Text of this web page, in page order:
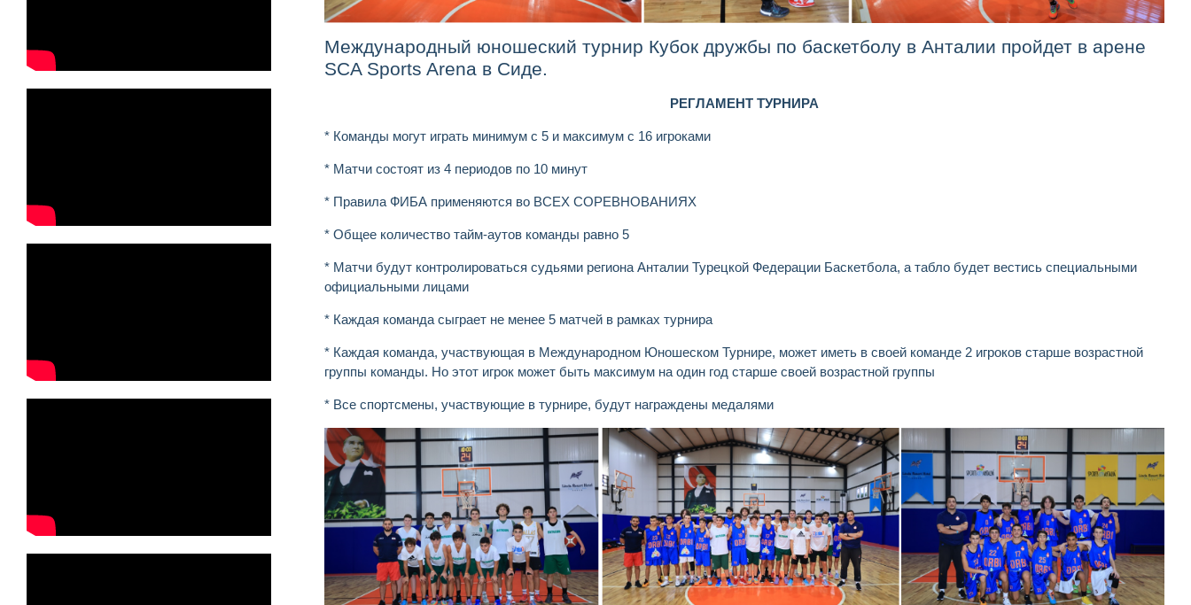
Международный юношеский турнир Кубок дружбы по баскетболу в Анталии пройдет в арене
SCA Sports Arena в Сиде.
РЕГЛАМЕНТ ТУРНИРА
* Команды могут играть минимум с 5 и максимум с 16 игроками
* Матчи состоят из 4 периодов по 10 минут
* Правила ФИБА применяются во ВСЕХ СОРЕВНОВАНИЯХ
* Общее количество тайм-аутов команды равно 5
* Матчи будут контролироваться судьями региона Анталии Турецкой Федерации Баскетбола, а табло будет вестись специальными
официальными лицами
* Каждая команда сыграет не менее 5 матчей в рамках турнира
* Каждая команда, участвующая в Международном Юношеском Турнире, может иметь в своей команде 2 игроков старше возрастной
группы команды. Но этот игрок может быть максимум на один год старше своей возрастной группы
* Все спортсмены, участвующие в турнире, будут награждены медалями